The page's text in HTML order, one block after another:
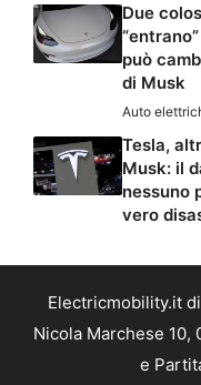
Due
può
di Musk
Auto
Tesla,
Musk: il
nessuno
vero
Electricmobility.it
Nicola Marchese 10,
e